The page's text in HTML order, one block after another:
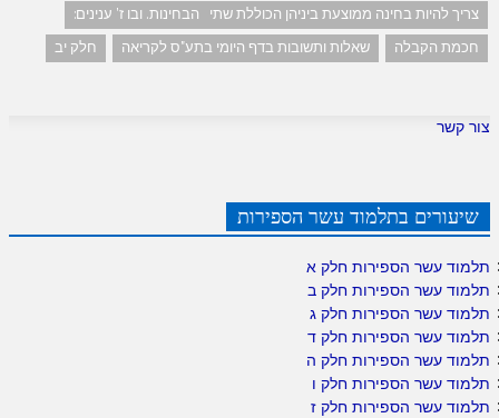
צריך להיות בחינה ממוצעת ביניהן הכוללת שתי הבחינות. ובו ז' ענינים:
חכמת הקבלה
שאלות ותשובות בדף היומי בתע"ס לקריאה חלק יב
צור קשר
שיעורים בתלמוד עשר הספירות
תלמוד עשר הספירות חלק א
תלמוד עשר הספירות חלק ב
תלמוד עשר הספירות חלק ג
תלמוד עשר הספירות חלק ד
תלמוד עשר הספירות חלק ה
תלמוד עשר הספירות חלק ו
תלמוד עשר הספירות חלק ז